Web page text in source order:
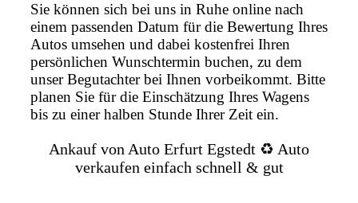
Sie können sich bei uns in Ruhe online nach
einem passenden Datum für die Bewertung Ihres
Autos umsehen und dabei kostenfrei Ihren
persönlichen Wunschtermin buchen, zu dem
unser Begutachter bei Ihnen vorbeikommt. Bitte
planen Sie für die Einschätzung Ihres Wagens
bis zu einer halben Stunde Ihrer Zeit ein.
Ankauf von Auto Erfurt Egstedt ♻️ Auto
verkaufen einfach schnell & gut